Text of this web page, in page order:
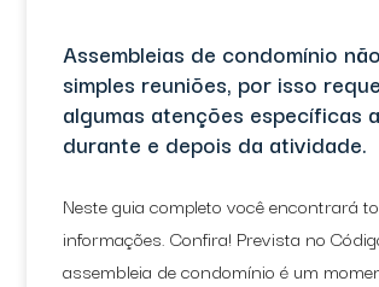
Assembleias de condomínio
simples reuniões, por isso
algumas atenções específicas
durante e depois da atividade.
Neste guia completo você encontrará
informações. Confira! Prevista no
assembleia de condomínio é um